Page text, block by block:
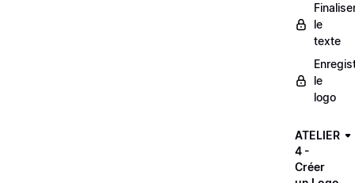
le
texte
le
logo
ATELIER
4 -
Créer